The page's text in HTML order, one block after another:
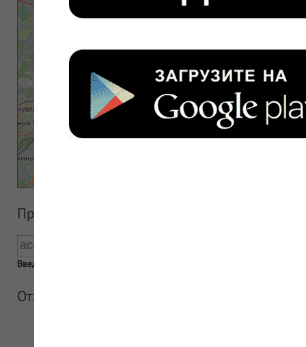
Прайс аптеки
Введен пустой поисковый запрос
Отзывы об аптеке